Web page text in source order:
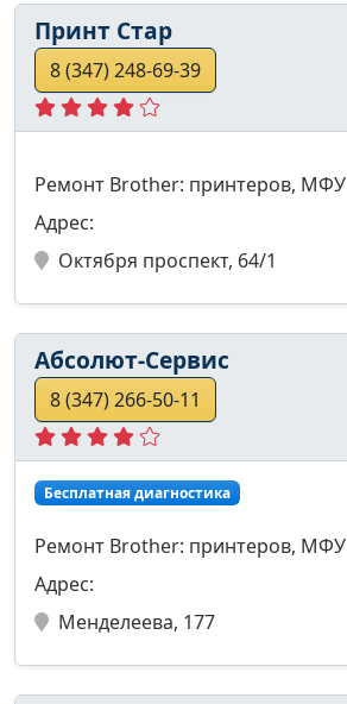
Принт Стар
8 (347) 248-69-39
Ремонт Brother: принтеров, МФУ
Адрес:
Октября проспект, 64/1
Абсолют-Сервис
8 (347) 266-50-11
Бесплатная диагностика
Ремонт Brother: принтеров, МФУ
Адрес:
Менделеева, 177